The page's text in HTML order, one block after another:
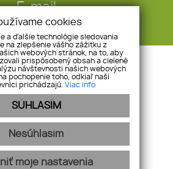
E-mail
Ponuka/dopyt
Referencie
Cookies
cookies
a ďalšie technológie sledovania
na zlepšenie vášho zážitku z
webových stránok, na to, aby
prispôsobený obsah a cielené
návštevnosti našich webových
pochopenie toho, odkiaľ naši
prichádzajú. Viac info
SÚHLASÍM
Nesúhlasím
moje nastavenia